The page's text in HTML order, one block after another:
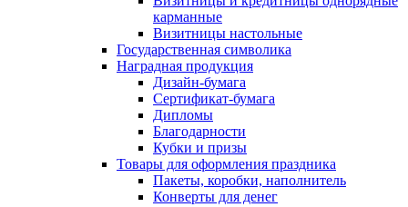
карманные
Визитницы настольные
Государственная символика
Наградная продукция
Дизайн-бумага
Сертификат-бумага
Дипломы
Благодарности
Кубки и призы
Товары для оформления праздника
Пакеты, коробки, наполнитель
Конверты для денег